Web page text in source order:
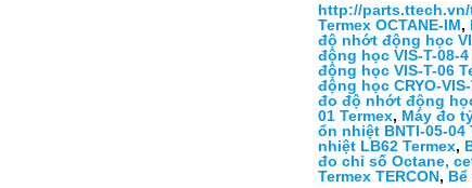
http://
Termex OCTANE-IM,
độ nhớt động học
động học VIS-T-08-4
động học VIS-T-06
động học CRYO-
đo độ nhớt động học
01 Termex, Máy đo
ổn nhiệt BNTI-05-04
nhiệt LB62 Termex,
đo chỉ số Octane,
Termex TERCON, Bể